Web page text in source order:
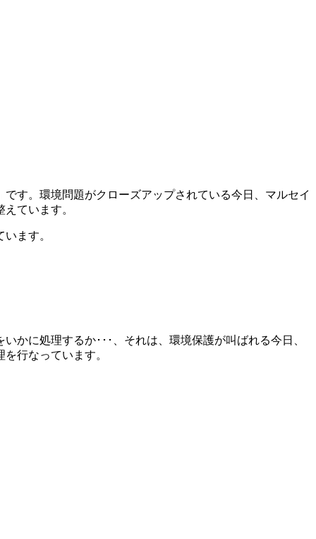
す。環境問題がクローズアップされている今日、マルセイ
ています。
ます。
かに処理するか･･･、それは、環境保護が叫ばれる今日、
行なっています。